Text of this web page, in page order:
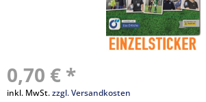
0,70 € *
inkl. MwSt.zzgl. Versandkosten